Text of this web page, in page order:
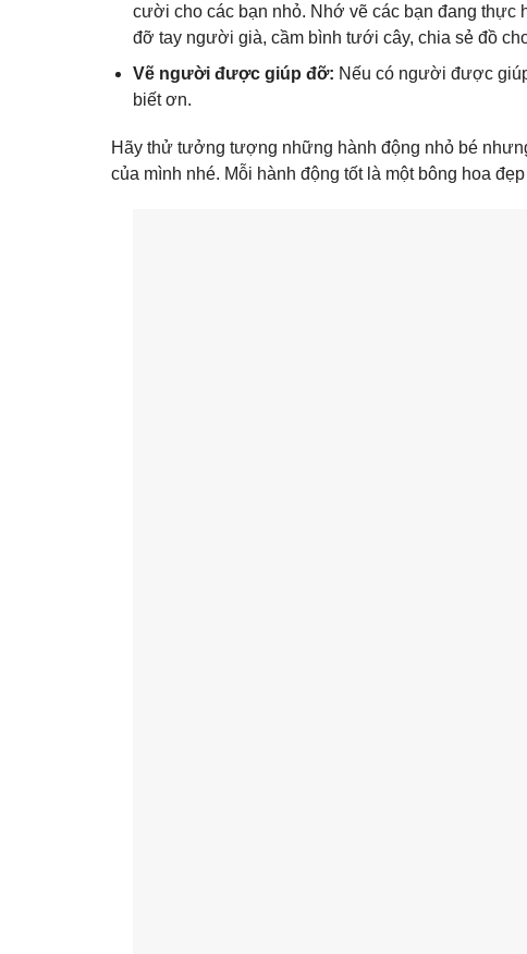
cười cho các bạn nhỏ. Nhớ vẽ các bạn đang thực
đỡ tay người già, cầm bình tưới cây, chia sẻ đồ
Vẽ người được giúp đỡ: Nếu có người được
biết ơn.
Hãy thử tưởng tượng những hành động nhỏ bé
của mình nhé. Mỗi hành động tốt là một bông hoa